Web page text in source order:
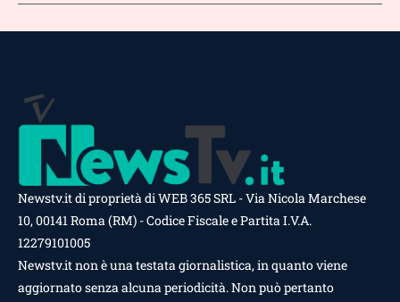
Newstv.it di proprietà di WEB 365 SRL - Via Nicola Marchese
10, 00141 Roma (RM) - Codice Fiscale e Partita I.V.A.
12279101005
Newstv.it non è una testata giornalistica, in quanto viene
aggiornato senza alcuna periodicità. Non può pertanto